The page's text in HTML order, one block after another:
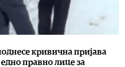
кривична пријава
правно лице за